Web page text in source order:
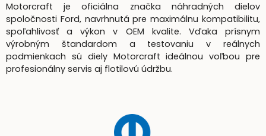
Motorcraft je oficiálna značka náhradných dielov
spoločnosti Ford, navrhnutá pre maximálnu kompatibilitu,
spoľahlivosť a výkon v OEM kvalite. Vďaka prísnym
výrobným štandardom a testovaniu v reálnych
podmienkach sú diely Motorcraft ideálnou voľbou pre
profesionálny servis aj flotilovú údržbu.